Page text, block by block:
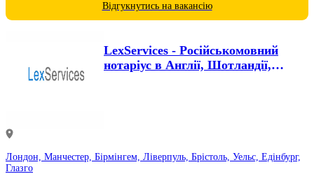
Відгукнутись на вакансію
LexServices - Російськомовний
нотаріус в Англії, Шотландії,
Лондон, Манчестер, Бірмінгем, Ліверпуль, Брістоль, Уельс, Едінбург,
Глазго